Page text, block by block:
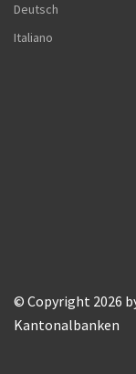
Deutsch
Italiano
© Copyright 2026
Kantonalbanken